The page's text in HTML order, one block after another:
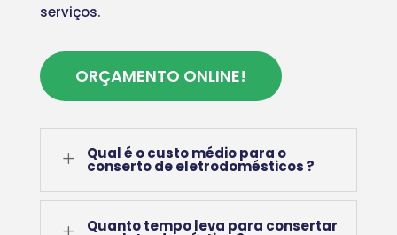
serviços.
ORÇAMENTO ONLINE!
L Qual é o custo médio para o
conserto de eletrodomésticos ?
L Quanto tempo leva para consertar